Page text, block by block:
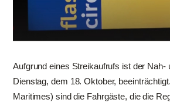
Aufgrund eines Streikaufrufs ist der Nah-
Dienstag, dem 18. Oktober,
Maritimes) sind die Fahrgäste, die die